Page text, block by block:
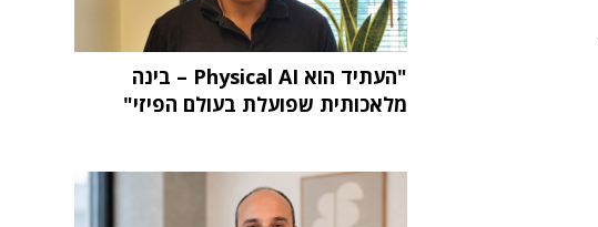
"העתיד הוא Physical AI – בינה
מלאכותית שפועלת בעולם הפיזי"